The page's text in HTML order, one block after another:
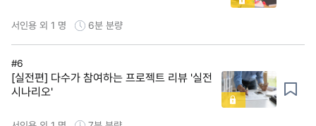
서인용 외 1 명 6분 분량
#6
[실전편] 다수가 참여하는 프로젝트 리뷰 '실전
시나리오'